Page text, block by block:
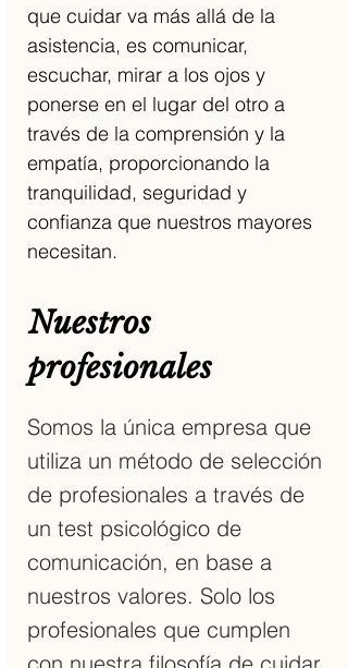
que cuidar va más allá de la
asistencia, es comunicar,
escuchar, mirar a los ojos y
ponerse en el lugar del otro a
través de la comprensión y la
empatía, proporcionando la
tranquilidad, seguridad y
confianza que nuestros mayores
necesitan.
Nuestros
profesionales
Somos la única empresa que
utiliza un método de selección
de profesionales a través de
un test psicológico de
comunicación, en base a
nuestros valores. Solo los
profesionales que cumplen